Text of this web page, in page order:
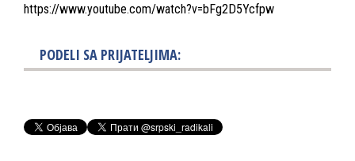
https://www.youtube.com/watch?v=bFg2D5Ycfpw
PODELI SA PRIJATELJIMA: